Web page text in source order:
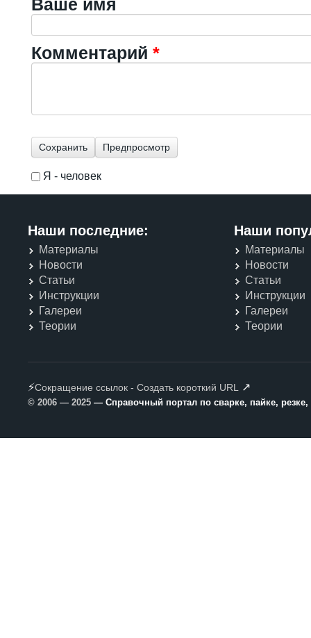
Комментарий *
Я - человек
Наши последние:
Материалы
Новости
Статьи
Инструкции
Галереи
Теории
Наши
Материалы
Новости
Статьи
Инструкции
Галереи
Теории
⚡Сокращение ссылок - Создать короткий URL ↗
© 2006 — 2025 — Справочный портал по сварке, пайке,